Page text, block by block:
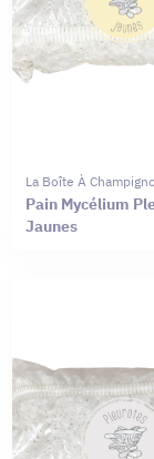
La Boîte À
Pain Mycélium
Jaunes